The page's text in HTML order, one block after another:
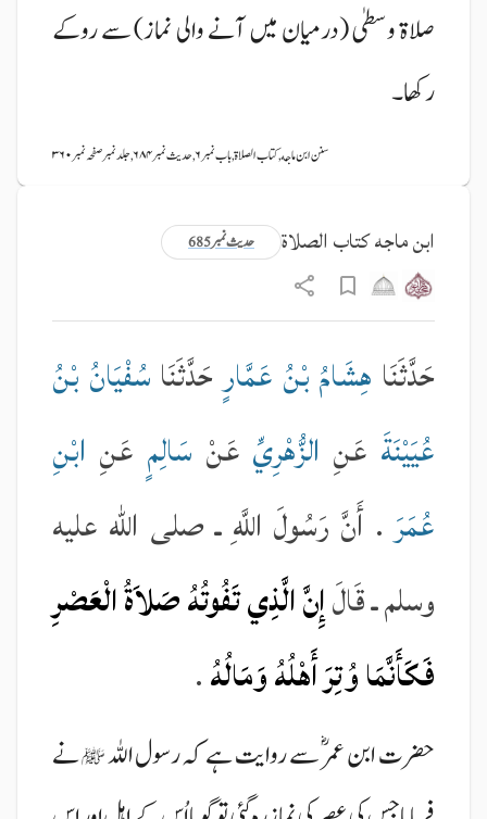
صلاۃ وسطیٰ (درمیان میں آنے والی نماز) سے روکے
رکھا۔
سنن ابن ماجه, کتاب الصلاة, باب نمبر ۶, حدیث نمبر ۶۸۴, جلد نمبر صفحہ نمبر ۳۶۰
حدیث نمبر 685 ابن ماجه کتاب الصلاة
حَدَّثَنَا هِشَامُ بْنُ عَمَّارٍحَدَّثَنَا سُفْيَانُ بْنُ
عُيَيْنَةَ عَنِ الزُّهْرِيِّ عَنْ سَالِمٍ عَنِ ابْنِ
عُمَرَ. أَنَّ رَسُولَ اللَّهِ ـ صلى الله عليه
وسلم ـ قَالَإِنَّ الَّذِي تَفُوتُهُ صَلاَةُ الْعَصْرِ
فَكَأَنَّمَا وُتِرَ أَهْلُهُ وَمَالُهُ.
حضرت ابن عمر ؓ سے روایت ہے کہ رسول اللہﷺنے